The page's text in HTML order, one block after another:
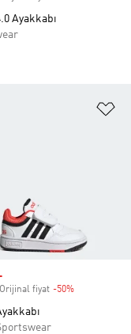
Ayakkabı
fiyat -50%